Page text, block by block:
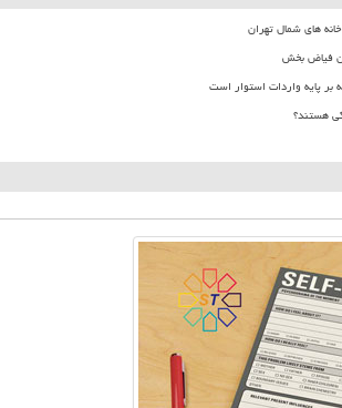
های شمال تهران
فیاض بخش
بر پایه واردات استوار است
هستند؟